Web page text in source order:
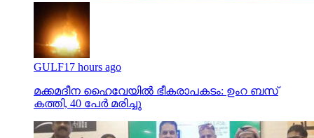
GULF17 hours ago
മക്കമദീന ഹൈവേയില്‍ ഭീകരാപകടം: ഉംറ ബസ്
കത്തി, 40 പേര്‍ മരിച്ചു